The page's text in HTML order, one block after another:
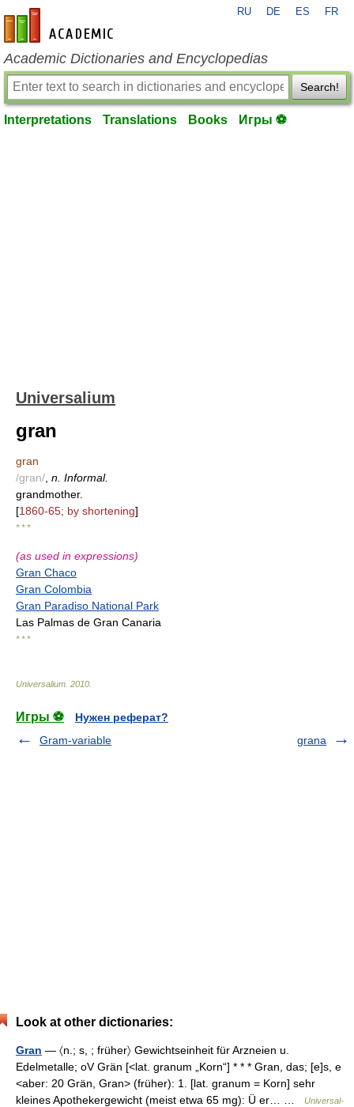
en-academic.com
RU DE ES FR
Academic Dictionaries and Encyclopedias
Search!
Interpretations Translations Books Игры ⚽
Universalium
gran
gran
/gran/ n. Informal.
grandmother.
[1860-65; by shortening]
* * *
(as used in expressions)
Gran Chaco
Gran Colombia
Gran Paradiso National Park
Las Palmas de Gran Canaria
* * *
Universalium 2010
Игры ⚽
Нужен реферат?
Gram-variable
grana
Look at other dictionaries:
Gran — 〈n.; s, ; früher〉 Gewichtseinheit für Arzneien u.
Edelmetalle; oV Grän [<lat. granum „Korn“] * * * Gran, das; [e]s, e
<aber: 20 Grän, Gran> (früher): 1. [lat. granum = Korn] sehr
kleines Apothekergewicht (meist etwa 65 mg): Ü er… …
Universal-